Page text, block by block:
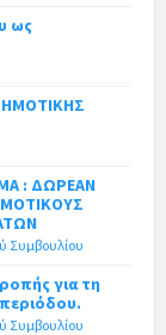
ως
: ΔΩΡΕΑΝ
Συμβουλίου
για τη
Συμβουλίου